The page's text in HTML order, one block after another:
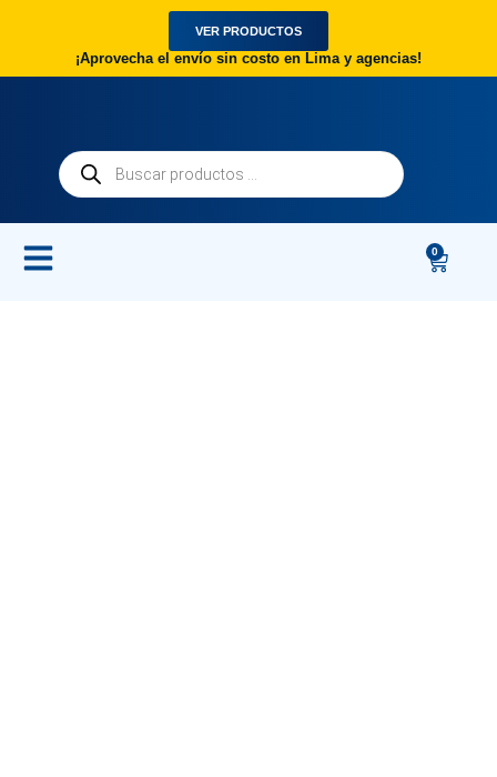
VER PRODUCTOS
¡Aprovecha el envío sin costo en Lima y agencias!
0